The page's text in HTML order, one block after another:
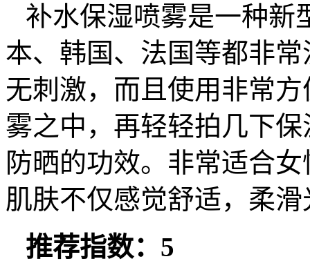
补水保湿喷雾是一种新
本、韩国、法国等都非
无刺激，而且使用非常
雾之中，再轻轻拍几下
防晒的功效。非常适合
肌肤不仅感觉舒适，柔
推荐指数：5